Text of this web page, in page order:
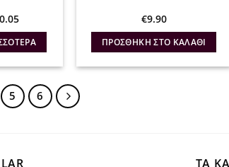
Η
τιμή
είναι:
€9.90
ΠΡΟΣΘΉΚΗ ΣΤΟ ΚΑΛΆΘΙ
5 6
ΤΑ